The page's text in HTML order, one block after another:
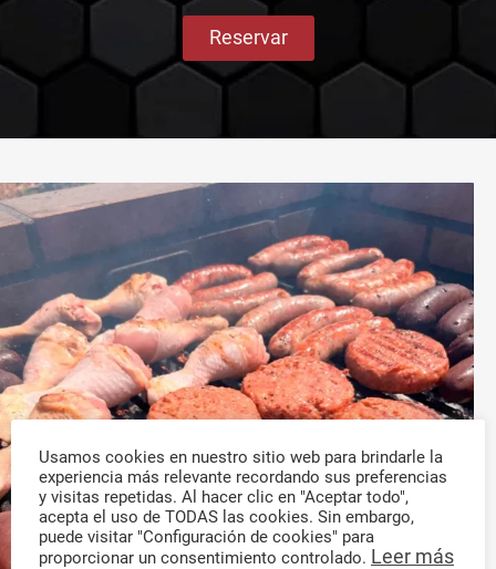
Reservar
Usamos cookies en nuestro sitio web para brindarle la
experiencia más relevante recordando sus preferencias
y visitas repetidas. Al hacer clic en "Aceptar todo",
acepta el uso de TODAS las cookies. Sin embargo,
puede visitar "Configuración de cookies" para
proporcionar un consentimiento controlado. Leer más